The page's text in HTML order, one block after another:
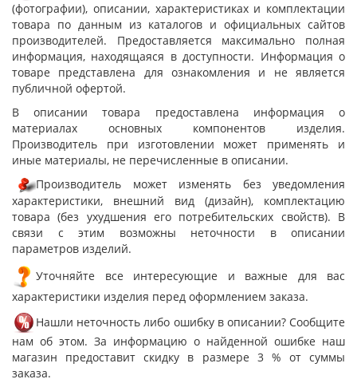
(фотографии), описании, характеристиках и комплектации
товара по данным из каталогов и официальных сайтов
производителей. Предоставляется максимально полная
информация, находящаяся в доступности. Информация о
товаре представлена для ознакомления и не является
публичной офертой.
В описании товара предоставлена информация о
материалах основных компонентов изделия.
Производитель при изготовлении может применять и
иные материалы, не перечисленные в описании.
Производитель может изменять без уведомления
характеристики, внешний вид (дизайн), комплектацию
товара (без ухудшения его потребительских свойств). В
связи с этим возможны неточности в описании
параметров изделий.
Уточняйте все интересующие и важные для вас
характеристики изделия перед оформлением заказа.
Нашли неточность либо ошибку в описании? Сообщите
нам об этом. За информацию о найденной ошибке наш
магазин предоставит скидку в размере 3 % от суммы
заказа.